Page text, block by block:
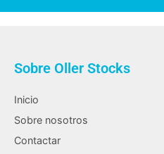
Sobre Oller Stocks
Inicio
Sobre nosotros
Contactar